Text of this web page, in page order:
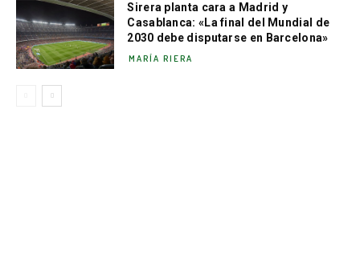
Sirera planta cara a Madrid y
Casablanca: «La final del Mundial de
2030 debe disputarse en Barcelona»
MARÍA RIERA